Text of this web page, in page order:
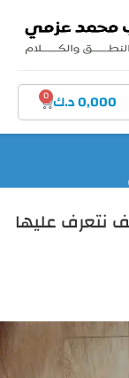
0,000د.ك 0
نتعرف عليها